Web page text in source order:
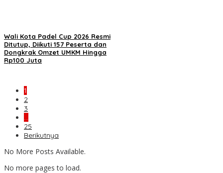
Wali Kota Padel Cup 2026 Resmi
Ditutup, Diikuti 157 Peserta dan
Dongkrak Omzet UMKM Hingga
Rp100 Juta
1
2
3
…
25
Berikutnya
No More Posts Available.
No more pages to load.